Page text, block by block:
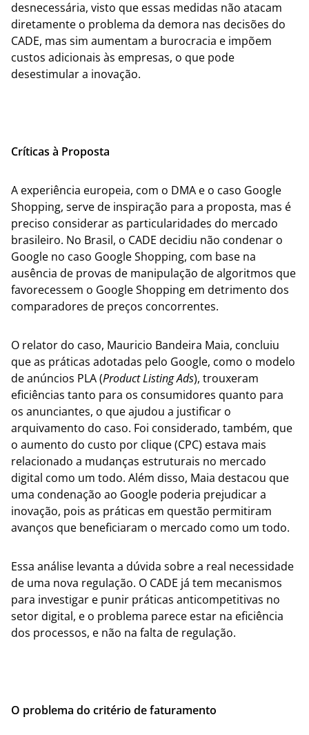
desnecessária, visto que essas medidas não atacam
diretamente o problema da demora nas decisões do
CADE, mas sim aumentam a burocracia e impõem
custos adicionais às empresas, o que pode
desestimular a inovação.
Críticas à Proposta
A experiência europeia, com o DMA e o caso Google
Shopping, serve de inspiração para a proposta, mas é
preciso considerar as particularidades do mercado
brasileiro. No Brasil, o CADE decidiu não condenar o
Google no caso Google Shopping, com base na
ausência de provas de manipulação de algoritmos que
favorecessem o Google Shopping em detrimento dos
comparadores de preços concorrentes.
O relator do caso, Mauricio Bandeira Maia, concluiu
que as práticas adotadas pelo Google, como o modelo
de anúncios PLA (Product Listing Ads), trouxeram
eficiências tanto para os consumidores quanto para
os anunciantes, o que ajudou a justificar o
arquivamento do caso. Foi considerado, também, que
o aumento do custo por clique (CPC) estava mais
relacionado a mudanças estruturais no mercado
digital como um todo. Além disso, Maia destacou que
uma condenação ao Google poderia prejudicar a
inovação, pois as práticas em questão permitiram
avanços que beneficiaram o mercado como um todo.
Essa análise levanta a dúvida sobre a real necessidade
de uma nova regulação. O CADE já tem mecanismos
para investigar e punir práticas anticompetitivas no
setor digital, e o problema parece estar na eficiência
dos processos, e não na falta de regulação.
O problema do critério de faturamento